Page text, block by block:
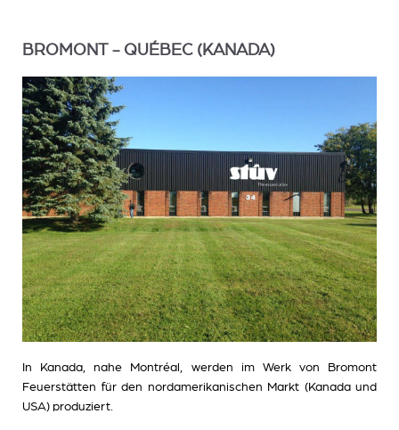
BROMONT - QUÉBEC (KANADA)
In Kanada, nahe Montréal, werden im Werk von Bromont
Feuerstätten für den nordamerikanischen Markt (Kanada und
USA) produziert.